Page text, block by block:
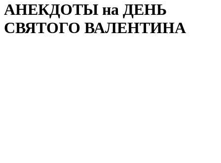
АНЕКДОТЫ на ДЕНЬ
СВЯТОГО ВАЛЕНТИНА